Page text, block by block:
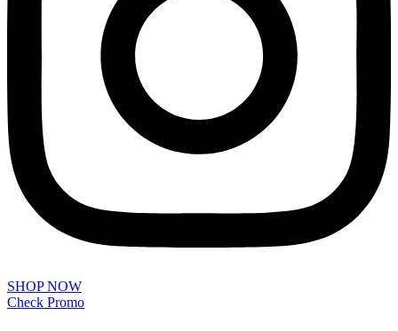
SHOP NOW
Check Promo